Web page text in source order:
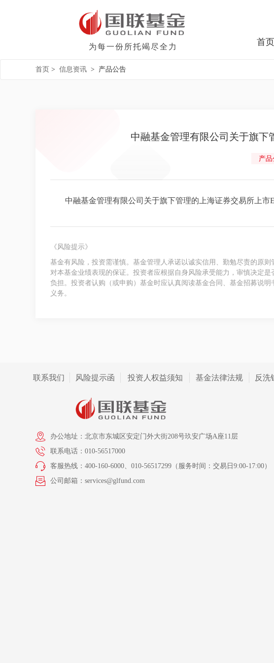
为每一份所托竭尽全力 首页
首页 > 信息资讯 > 产品公告
中融基金管理有限公司关于旗下
产
中融基金管理有限公司关于旗下管理的上海证券交易所上市
《风险提示》
基金有风险，投资需谨慎。基金管理人承诺以诚实信用、勤勉尽责的原
对本基金业绩表现的保证。投资者应根据自身风险承受能力，审慎决定
负担。投资者认购（或申购）基金时应认真阅读基金合同、基金招募说
义务。
联系我们 风险提示函 投资人权益须知 基金法律法规 反洗
办公地址：北京市东城区安定门外大街208号玖安广场A座11层
联系电话：010-56517000
客服热线：400-160-6000、010-56517299（服务时间：交易日9:00-17:00）
公司邮箱：services@glfund.com